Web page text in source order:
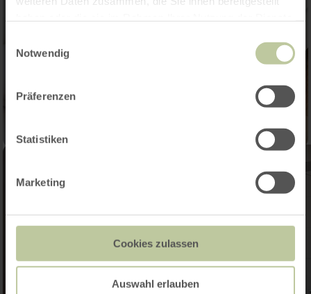
Notwendig
Präferenzen
Statistiken
Marketing
Cookies zulassen
Auswahl erlauben